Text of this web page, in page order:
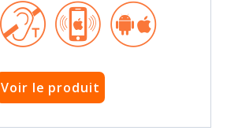
Voir le produit